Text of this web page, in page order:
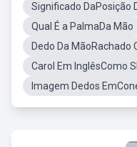
Significado DaPosição
Qual É a PalmaDa Mão
Dedo Da MãoRachado
Carol Em InglêsComo
Imagem Dedos